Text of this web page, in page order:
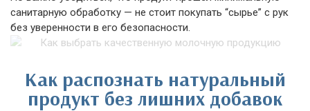
санитарную обработку — не стоит покупать “сырье” с рук
без уверенности в его безопасности.
Как распознать натуральный
продукт без лишних добавок